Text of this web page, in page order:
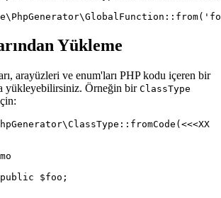
Yükleme
arayüzleri ve enum'ları PHP kodu içeren bir
yükleyebilirsiniz. Örneğin bir ClassType